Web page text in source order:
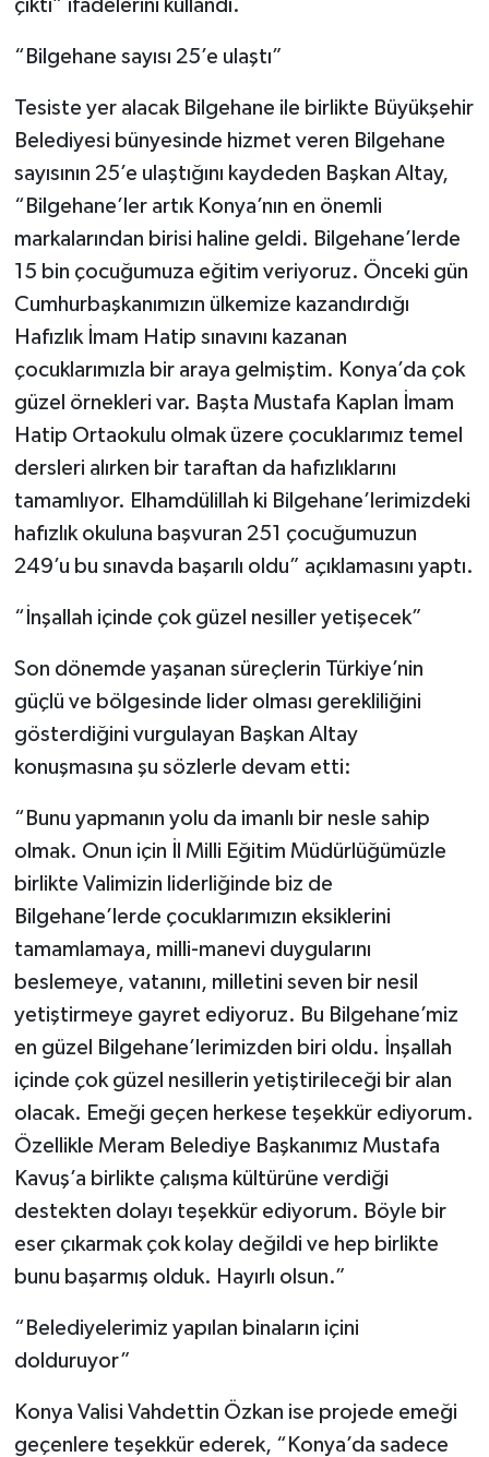
çıktı” ifadelerini kullandı.
“Bilgehane sayısı 25’e ulaştı”
Tesiste yer alacak Bilgehane ile birlikte Büyükşehir
Belediyesi bünyesinde hizmet veren Bilgehane
sayısının 25’e ulaştığını kaydeden Başkan Altay,
“Bilgehane’ler artık Konya’nın en önemli
markalarından birisi haline geldi. Bilgehane’lerde
15 bin çocuğumuza eğitim veriyoruz. Önceki gün
Cumhurbaşkanımızın ülkemize kazandırdığı
Hafızlık İmam Hatip sınavını kazanan
çocuklarımızla bir araya gelmiştim. Konya’da çok
güzel örnekleri var. Başta Mustafa Kaplan İmam
Hatip Ortaokulu olmak üzere çocuklarımız temel
dersleri alırken bir taraftan da hafızlıklarını
tamamlıyor. Elhamdülillah ki Bilgehane’lerimizdeki
hafızlık okuluna başvuran 251 çocuğumuzun
249’u bu sınavda başarılı oldu” açıklamasını yaptı.
“İnşallah içinde çok güzel nesiller yetişecek”
Son dönemde yaşanan süreçlerin Türkiye’nin
güçlü ve bölgesinde lider olması gerekliliğini
gösterdiğini vurgulayan Başkan Altay
konuşmasına şu sözlerle devam etti:
“Bunu yapmanın yolu da imanlı bir nesle sahip
olmak. Onun için İl Milli Eğitim Müdürlüğümüzle
birlikte Valimizin liderliğinde biz de
Bilgehane’lerde çocuklarımızın eksiklerini
tamamlamaya, milli-manevi duygularını
beslemeye, vatanını, milletini seven bir nesil
yetiştirmeye gayret ediyoruz. Bu Bilgehane’miz
en güzel Bilgehane’lerimizden biri oldu. İnşallah
içinde çok güzel nesillerin yetiştirileceği bir alan
olacak. Emeği geçen herkese teşekkür ediyorum.
Özellikle Meram Belediye Başkanımız Mustafa
Kavuş’a birlikte çalışma kültürüne verdiği
destekten dolayı teşekkür ediyorum. Böyle bir
eser çıkarmak çok kolay değildi ve hep birlikte
bunu başarmış olduk. Hayırlı olsun.”
“Belediyelerimiz yapılan binaların içini
dolduruyor”
Konya Valisi Vahdettin Özkan ise projede emeği
geçenlere teşekkür ederek, “Konya’da sadece